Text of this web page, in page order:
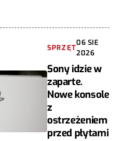
SPRZĘT
06 SIE
2026
Sony idzie w
zaparte.
Nowe konsole
z
ostrzeżeniem
przed płytami